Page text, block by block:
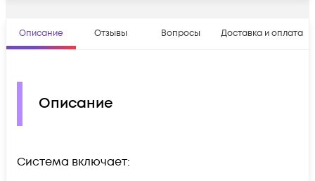
Описание Отзывы Вопросы Доставка и оплата
Описание
Система включает: